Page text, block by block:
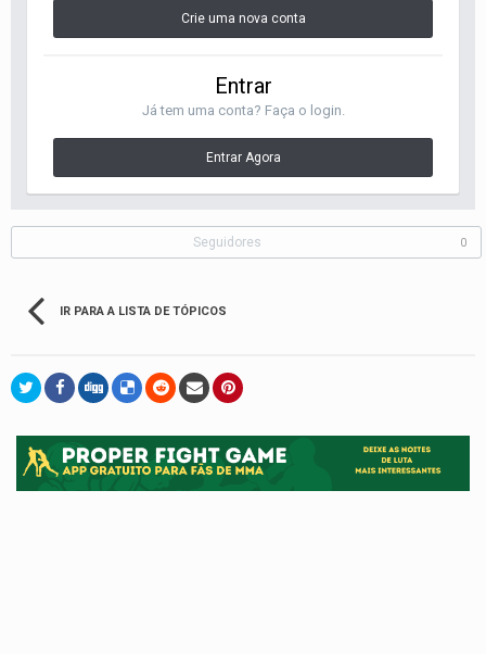
Crie uma nova conta
Entrar
Já tem uma conta? Faça o login.
Entrar Agora
Seguidores 0
IR PARA A LISTA DE TÓPICOS